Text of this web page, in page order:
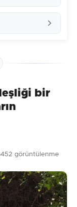
siz yapın!
bir
452 görüntülenme